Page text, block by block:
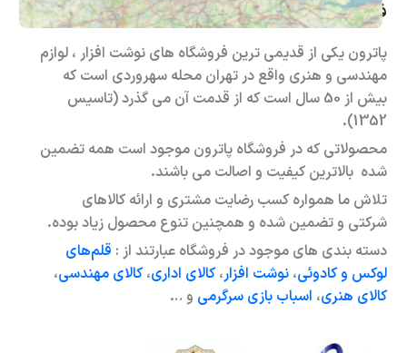
فروشگاه حضوری – اینترنتی پاترون
پاترون یکی از قدیمی ترین فروشگاه های نوشت افزار ، لوازم
مهندسی و هنری واقع در تهران محله سهروردی است که
بیش از 50 سال است که از قدمت آن می گذرد (تاسیس
1352).
محصولاتی که در فروشگاه پاترون موجود است همه تضمین
شده بالاترین کیفیت و اصالت می باشند.
تلاش ما همواره کسب رضایت مشتری و ارائه کالاهای
شرکتی و تضمین شده و همچنین تنوع محصول زیاد بوده.
دسته بندی های موجود در فروشگاه عبارتند از : قلم‌های
لوکس و کادوئی، نوشت افزار،کالای اداری،کالای مهندسی،
کالای هنری، اسباب بازی سرگرمی و …